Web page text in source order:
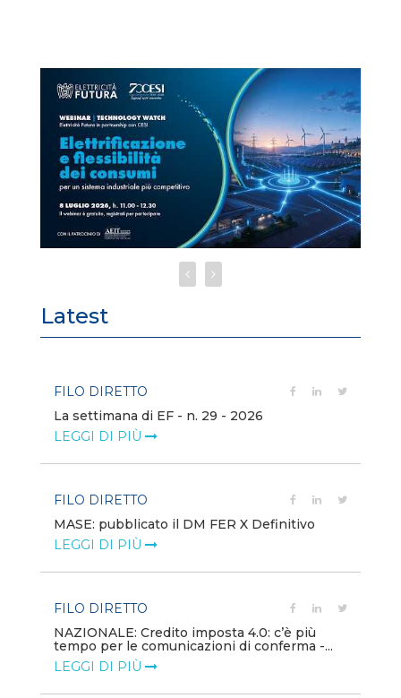
Latest
FILO DIRETTO
La settimana di EF - n. 29 - 2026
LEGGI DI PIÙ
FILO DIRETTO
MASE: pubblicato il DM FER X Definitivo
LEGGI DI PIÙ
FILO DIRETTO
NAZIONALE: Credito imposta 4.0: c’è più
tempo per le comunicazioni di conferma -...
LEGGI DI PIÙ